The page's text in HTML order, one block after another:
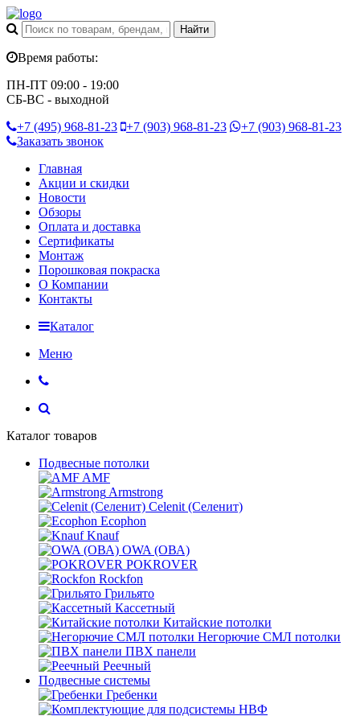
Время работы:
ПН-ПТ 09:00 - 19:00
СБ-ВС - выходной
+7 (495) 968-81-23 +7 (903) 968-81-23 +7 (903) 968-81-23
Заказать звонок
Главная
Акции и скидки
Новости
Обзоры
Оплата и доставка
Сертификаты
Монтаж
Порошковая покраска
О Компании
Контакты
Каталог
Меню
Каталог товаров
Подвесные потолки
AMF
Armstrong
Celenit (Селенит)
Ecophon
Knauf
OWA (ОВА)
POKROVER
Rockfon
Грильято
Кассетный
Китайские потолки
Негорючие СМЛ потолки
ПВХ панели
Реечный
Подвесные системы
Гребенки